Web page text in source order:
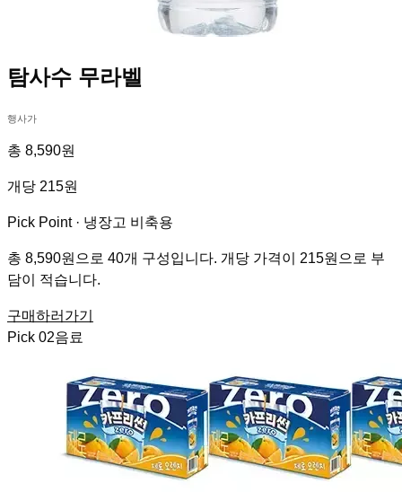
탐사수 무라벨
행사가
총 8,590원
개당 215원
Pick Point · 냉장고 비축용
총 8,590원으로 40개 구성입니다. 개당 가격이 215원으로 부
담이 적습니다.
구매하러가기
Pick 02음료